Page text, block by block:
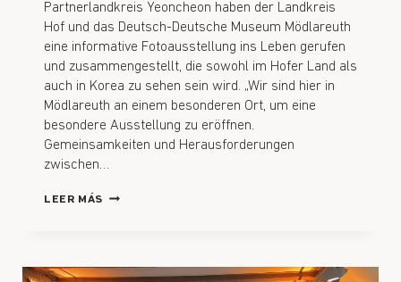
Partnerlandkreis Yeoncheon haben der Landkreis
Hof und das Deutsch-Deutsche Museum Mödlareuth
eine informative Fotoausstellung ins Leben gerufen
und zusammengestellt, die sowohl im Hofer Land als
auch in Korea zu sehen sein wird. „Wir sind hier in
Mödlareuth an einem besonderen Ort, um eine
besondere Ausstellung zu eröffnen.
Gemeinsamkeiten und Herausforderungen
zwischen…
LEER MÁS